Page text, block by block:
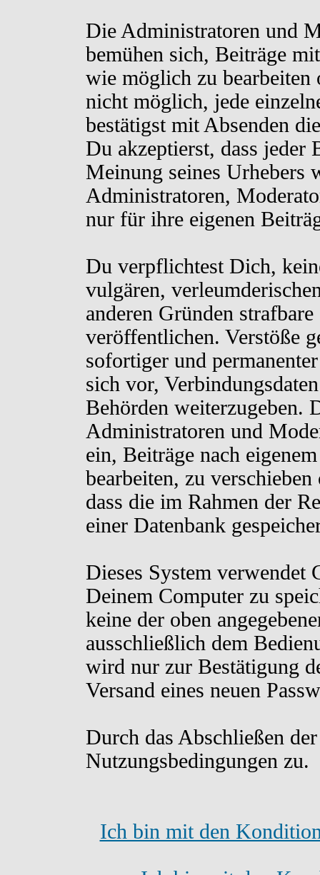
Die Administratoren und
bemühen sich, Beiträge
wie möglich zu bearbeiten
nicht möglich, jede
bestätigst mit Absenden
Du akzeptierst, dass jeder
Meinung seines Urhebers
Administratoren,
nur für ihre eigenen
Du verpflichtest Dich,
vulgären,
anderen Gründen
veröffentlichen. Verstöße
sofortiger und
sich vor,
Behörden weiterzugeben.
Administratoren und
ein, Beiträge nach
bearbeiten, zu
dass die im Rahmen der
einer Datenbank
Dieses System verwendet
Deinem Computer zu
keine der oben
ausschließlich dem
wird nur zur Bestätigung
Versand eines neuen
Durch das Abschließen
Nutzungsbedingungen zu.
Ich bin mit den